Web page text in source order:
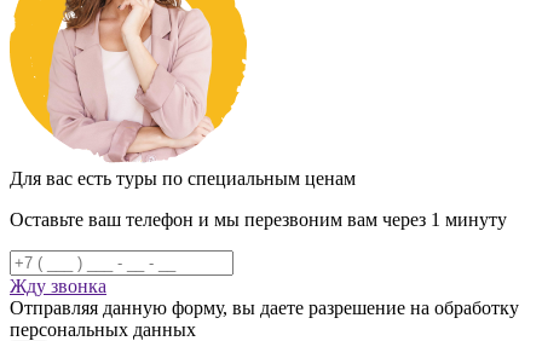
Для вас есть туры по специальным ценам
Оставьте ваш телефон и мы перезвоним вам через 1 минуту
Жду звонка
Отправляя данную форму, вы даете разрешение на обработку
персональных данных